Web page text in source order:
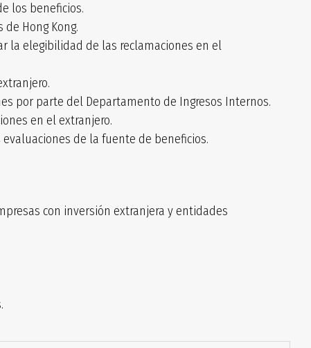
los beneficios.
Hong Kong.
la elegibilidad de las reclamaciones en el
por parte del Departamento de Ingresos Internos.
en el extranjero.
de la fuente de beneficios.
con inversión extranjera y entidades